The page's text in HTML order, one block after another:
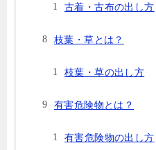
古着・古布の出し方
枝葉・草とは？
枝葉・草の出し方
有害危険物とは？
有害危険物の出し方